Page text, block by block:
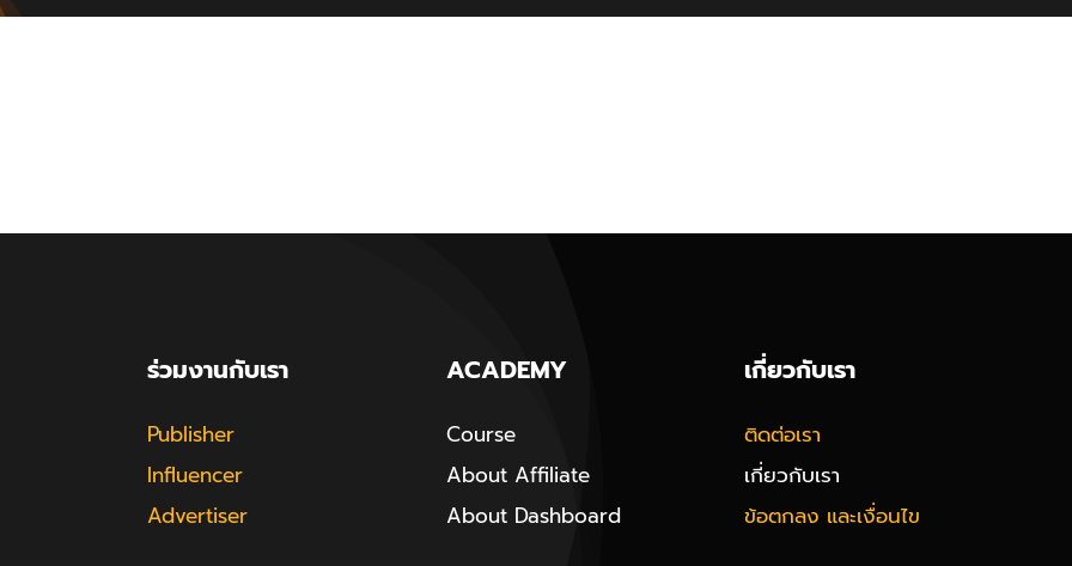
ร่วมงานกับเรา
Publisher
Influencer
Advertiser
ACADEMY
Course
About Affiliate
About Dashboard
เกี่ยวกับเรา
ติดต่อเรา
เกี่ยวกับเรา
ข้อตกลง และเงื่อนไข